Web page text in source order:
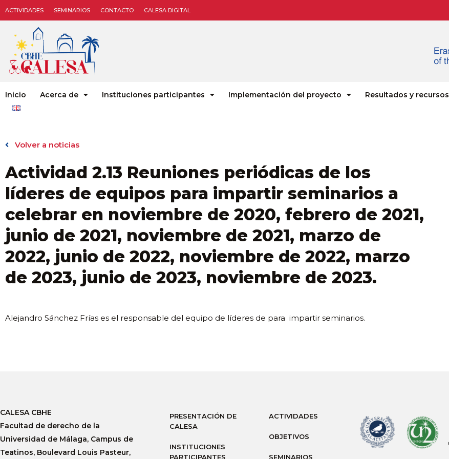
ACTIVIDADES SEMINARIOS CONTACTO CALESA DIGITAL
Inicio Acerca de Instituciones participantes Implementación del proyecto Resultados y recursos
Volver a noticias
Actividad 2.13 Reuniones periódicas de los
líderes de equipos para impartir seminarios a
celebrar en noviembre de 2020, febrero de 2021,
junio de 2021, noviembre de 2021, marzo de
2022, junio de 2022, noviembre de 2022, marzo
de 2023, junio de 2023, noviembre de 2023.
Alejandro Sánchez Frías es el responsable del equipo de líderes de para impartir seminarios.
CALESA CBHE
Facultad de derecho de la
Universidad de Málaga, Campus de
Teatinos, Boulevard Louis Pasteur,
PRESENTACIÓN DE
CALESA
INSTITUCIONES
PARTICIPANTES
ACTIVIDADES
OBJETIVOS
SEMINARIOS